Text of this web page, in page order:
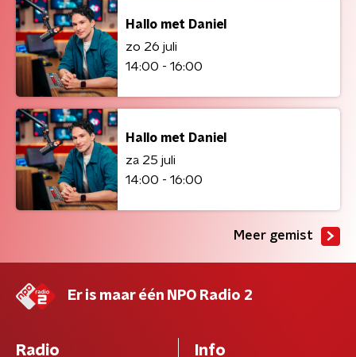
Hallo met Daniel
zo 26 juli
14:00 - 16:00
Hallo met Daniel
za 25 juli
14:00 - 16:00
Meer gemist
Er is maar één NPO Radio 2
Radio Info